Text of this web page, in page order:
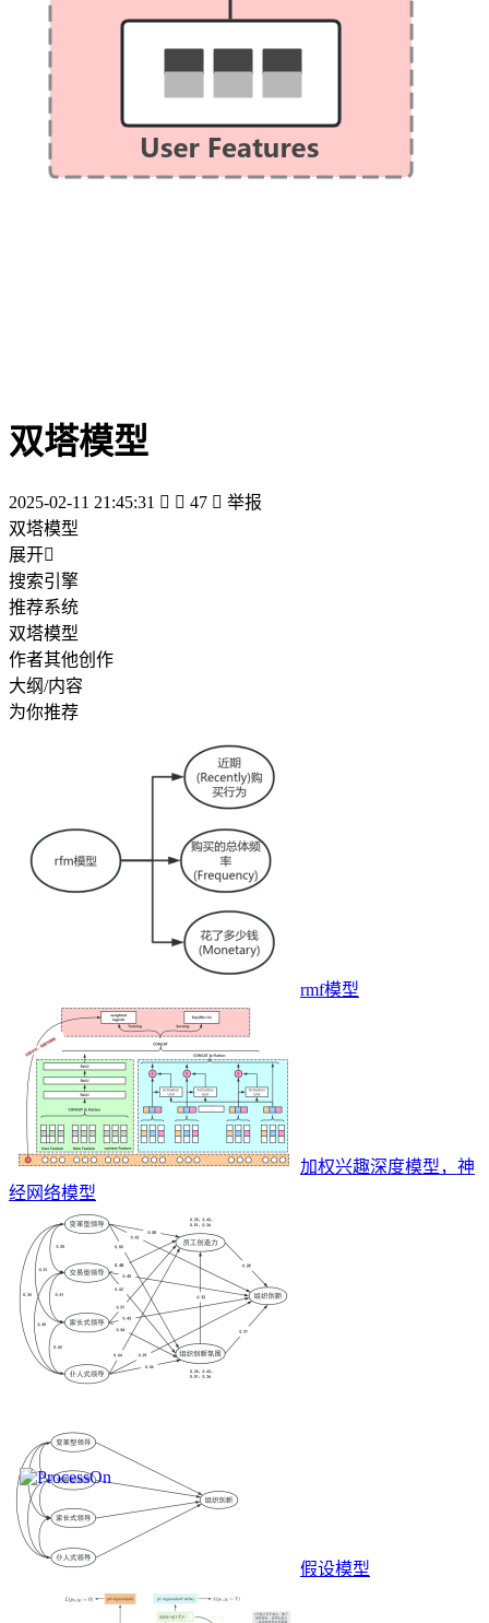
双塔模型
2025-02-11 21:45:31   47  举报
双塔模型
展开
搜索引擎
推荐系统
双塔模型
作者其他创作
大纲/内容
为你推荐
rmf模型
加权兴趣深度模型，神
经网络模型
假设模型